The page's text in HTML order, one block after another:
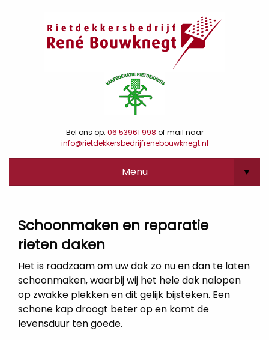
Bel ons op: 06 53961 998 of mail naar
info@rietdekkersbedrijfrenebouwknegt.nl
Menu ▼
▼
Schoonmaken en reparatie
rieten daken
Het is raadzaam om uw dak zo nu en dan te laten
schoonmaken, waarbij wij het hele dak nalopen
op zwakke plekken en dit gelijk bijsteken. Een
schone kap droogt beter op en komt de
levensduur ten goede.